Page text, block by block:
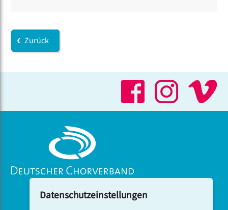
Zurück
Datenschutzeinstellungen